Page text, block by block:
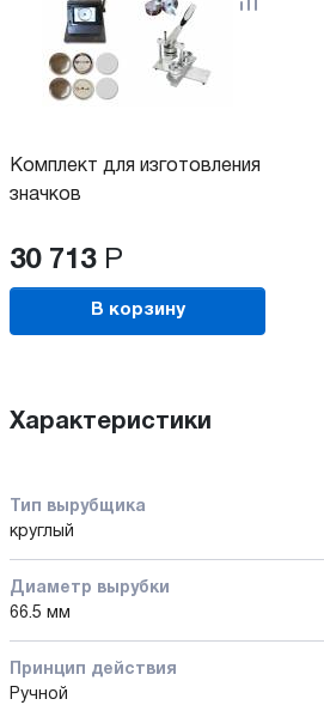
Комплект для изготовления
значков
30 713 Р
В корзину
Характеристики
Тип вырубщика
круглый
Диаметр вырубки
66.5 мм
Принцип действия
Ручной